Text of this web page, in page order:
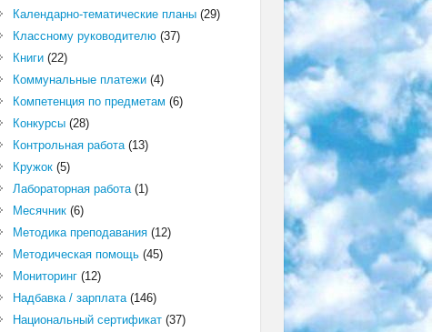
Календарно-тематические планы(29)
Классному руководителю(37)
Книги(22)
Коммунальные платежи(4)
Компетенция по предметам (6)
Конкурсы(28)
Контрольная работа(13)
Кружок(5)
Лабораторная работа(1)
Месячник(6)
Методика преподавания(12)
Методическая помощь(45)
Мониторинг(12)
Надбавка / зарплата(146)
Национальный сертификат(37)